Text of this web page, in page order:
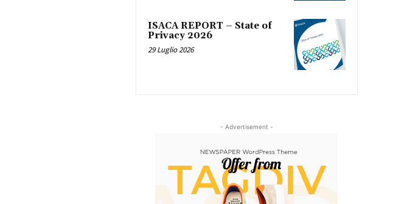
ISACA REPORT – State of
Privacy 2026
29 Luglio 2026
- Advertisement -